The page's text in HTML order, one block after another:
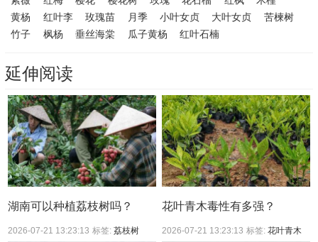
黄杨
红叶李 玫瑰苗 月季 小叶女贞 大叶女贞
苦楝树
竹子
枫杨 垂丝海棠 瓜子黄杨 红叶石楠
延伸阅读
湖南可以种植荔枝树吗？
2026-07-21 13:23:13 标签:荔枝树
花叶青木毒性有多强？
2026-07-21 13:23:13 标签:花叶青木